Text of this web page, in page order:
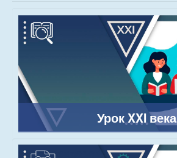
Урок XXI века